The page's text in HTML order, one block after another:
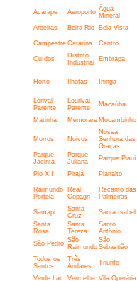
Acarape Aeroporto Água
Mineral
Aroeiras Beira Rio Bela Vista
Campestre Catarina Centro
Cuídos
Distrito
Industrial
Embrapa
Horto Ilhotas Ininga
Lorival
Parente
Lourival
Parente
Macaúba
Matinha Memorare Mocambinho
Morros Noivos
Nossa
Senhora das
Graças
Parque
Jacinta
Parque
Juliana
Parque Piauí
Pio XII Pirajá Planalto
Raimundo
Portela
Real
Copagri
Recanto das
Palmeiras
Samapi
Santa
Cruz
Santa Isabel
Santa
Rosa
Santa
Tereza
Santo
Antônio
São Pedro São
Raimundo
São
Sebastião
Todos os
Santos
Três
Andares
Triunfo
Verde Lar Vermelha Vila Operária